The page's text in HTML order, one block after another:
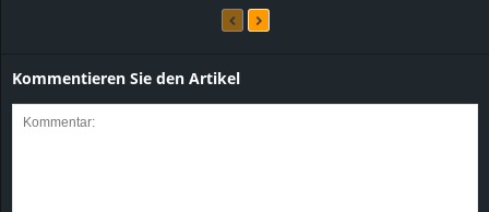
Kommentieren Sie den Artikel